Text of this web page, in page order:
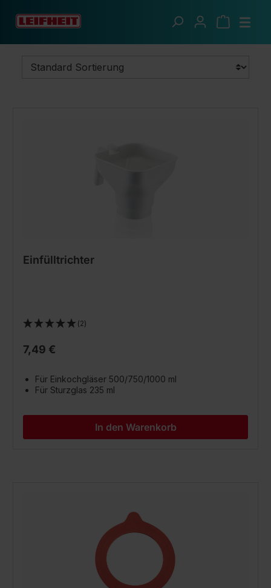
Zum Hauptinhalt springen
Einfülltrichter
(2)
7,49 €
Für Einkochgläser 500/750/1000 ml
Für Sturzglas 235 ml
In den Warenkorb